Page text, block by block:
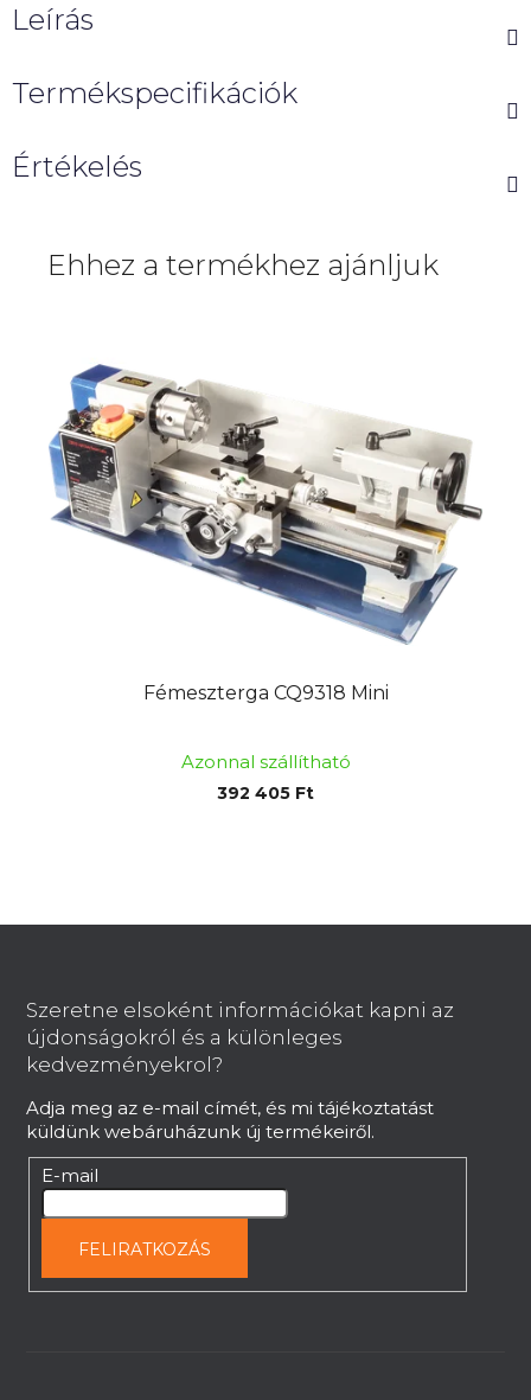
Leírás
Termékspecifikációk
Értékelés
Ehhez a termékhez ajánljuk
Fémeszterga CQ9318 Mini
Azonnal szállítható
392 405 Ft
Szeretne elsoként információkat kapni az
újdonságokról és a különleges
kedvezményekrol?
Adja meg az e-mail címét, és mi tájékoztatást
küldünk webáruházunk új termékeiről.
E-mail
FELIRATKOZÁS